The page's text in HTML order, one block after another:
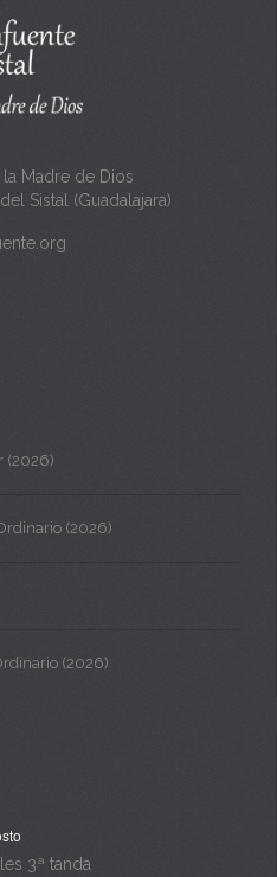
Madre de Dios
Sistal (Guadalajara)
(2026)
(2026)
(2026)
3ª tanda